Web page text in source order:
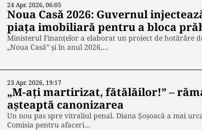
24 Apr. 2026, 06:05
Noua Casă 2026: Guvernul
piața imobiliară pentru a bloca
Ministerul Finanțelor a elaborat un proiect de hotărâre
„Noua Casă” și în anul 2026,…
23 Apr. 2026, 19:17
„M-ați martirizat, fătălăilor!” –
așteaptă canonizarea
Un nou pas spre vitraliul penal. Diana Șoșoacă a mai
Comisia pentru afaceri…